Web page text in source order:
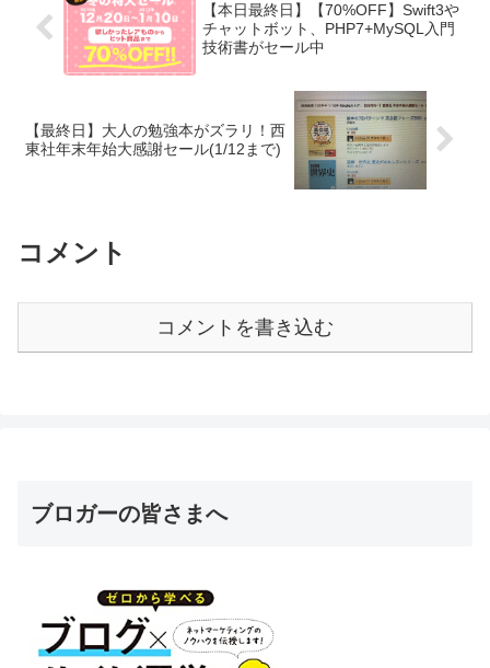
【本日最終日】【70%OFF】Swift3や
チャットボット、PHP7+MySQL入門
技術書がセール中
【最終日】大人の勉強本がズラリ！西
東社年末年始大感謝セール(1/12まで)
コメント
コメントを書き込む
ブロガーの皆さまへ